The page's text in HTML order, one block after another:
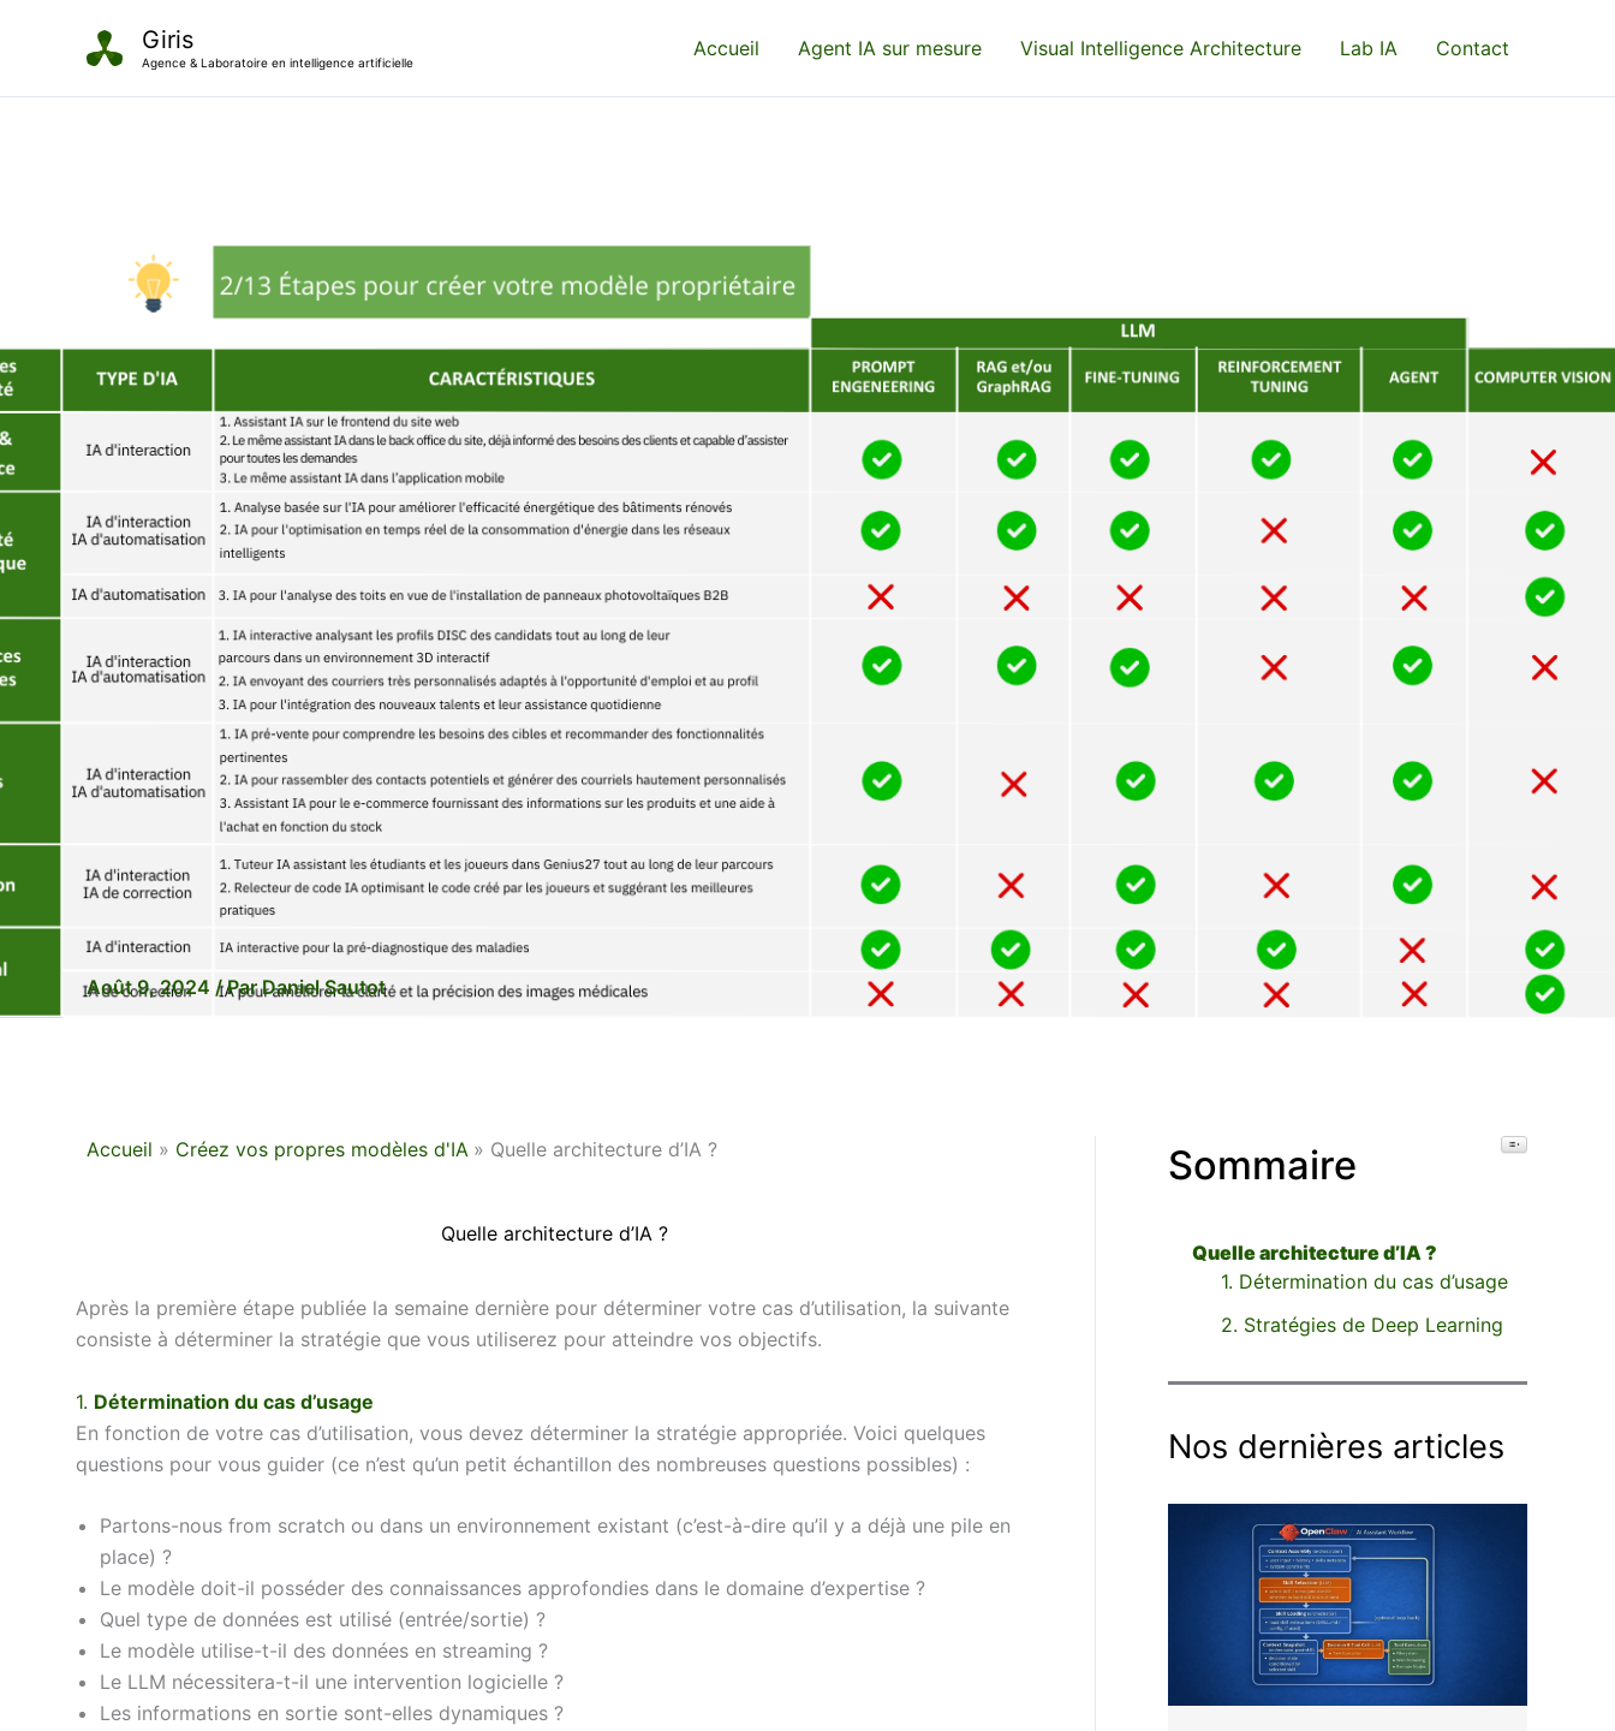
Giris
Agence & Laboratoire en intelligence artificielle
Accueil Agent IA sur mesure Visual Intelligence Architecture Lab IA Contact
Août 9, 2024 / ParDaniel Sautot
Accueil Créez vos propres modèles d'IA Quelle architecture d’IA ?
Quelle architecture d’IA ?
Après la première étape publiée la semaine dernière pour déterminer votre cas d’utilisation, la suivante
consiste à déterminer la stratégie que vous utiliserez pour atteindre vos objectifs.
1. Détermination du cas d’usage
En fonction de votre cas d’utilisation, vous devez déterminer la stratégie appropriée. Voici quelques
questions pour vous guider (ce n’est qu’un petit échantillon des nombreuses questions possibles) :
Partons-nous from scratch ou dans un environnement existant (c’est-à-dire qu’il y a déjà une pile en
place) ?
Le modèle doit-il posséder des connaissances approfondies dans le domaine d’expertise ?
Quel type de données est utilisé (entrée/sortie) ?
Le modèle utilise-t-il des données en streaming ?
Le LLM nécessitera-t-il une intervention logicielle ?
Les informations en sortie sont-elles dynamiques ?
Sommaire Toggle Table
Quelle architecture d’IA ?
1. Détermination du cas d’usage
2. Stratégies de Deep Learning
Nos dernières articles